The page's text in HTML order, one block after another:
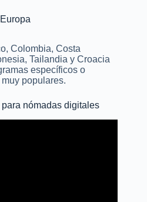
Colombia, Costa
Tailandia y Croacia
específicos o
populares.
nómadas digitales